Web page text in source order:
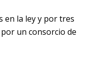
en la ley y por tres
un consorcio de